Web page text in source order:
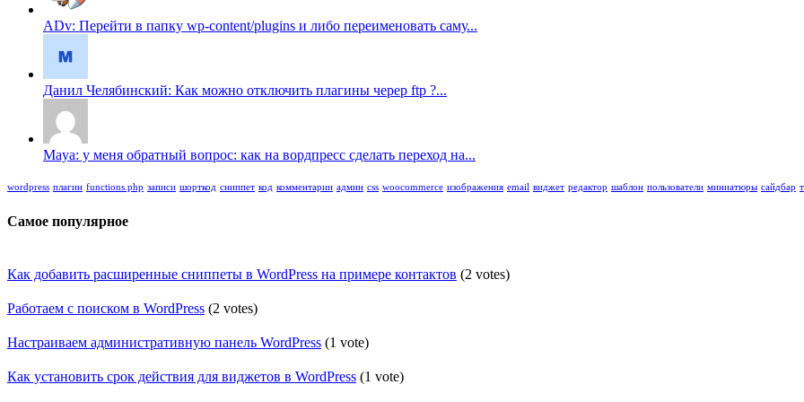
ADv: Перейти в папку wp-content/plugins и либо переименовать саму...
Данил Челябинский: Как можно отключить плагины череp ftp ?...
Maya: у меня обратный вопрос: как на вордпресс сделать переход на...
wordpress плагин functions.php записи шорткод сниппет код комментарии админ css woocommerce изображения email виджет редактор шаблон пользователи миниатюры сайдбар
Самое популярное
Как добавить расширенные сниппеты в WordPress на примере контактов (2 votes)
Работаем с поиском в WordPress (2 votes)
Настраиваем административную панель WordPress (1 vote)
Как установить срок действия для виджетов в WordPress (1 vote)